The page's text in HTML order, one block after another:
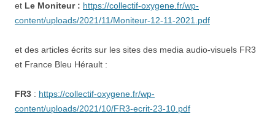
et Le Moniteur : https://collectif-oxygene.fr/wp-
content/uploads/2021/11/Moniteur-12-11-2021.pdf
et des articles écrits sur les sites des media audio-visuels FR3
et France Bleu Hérault :
FR3 : https://collectif-oxygene.fr/wp-
content/uploads/2021/10/FR3-ecrit-23-10.pdf